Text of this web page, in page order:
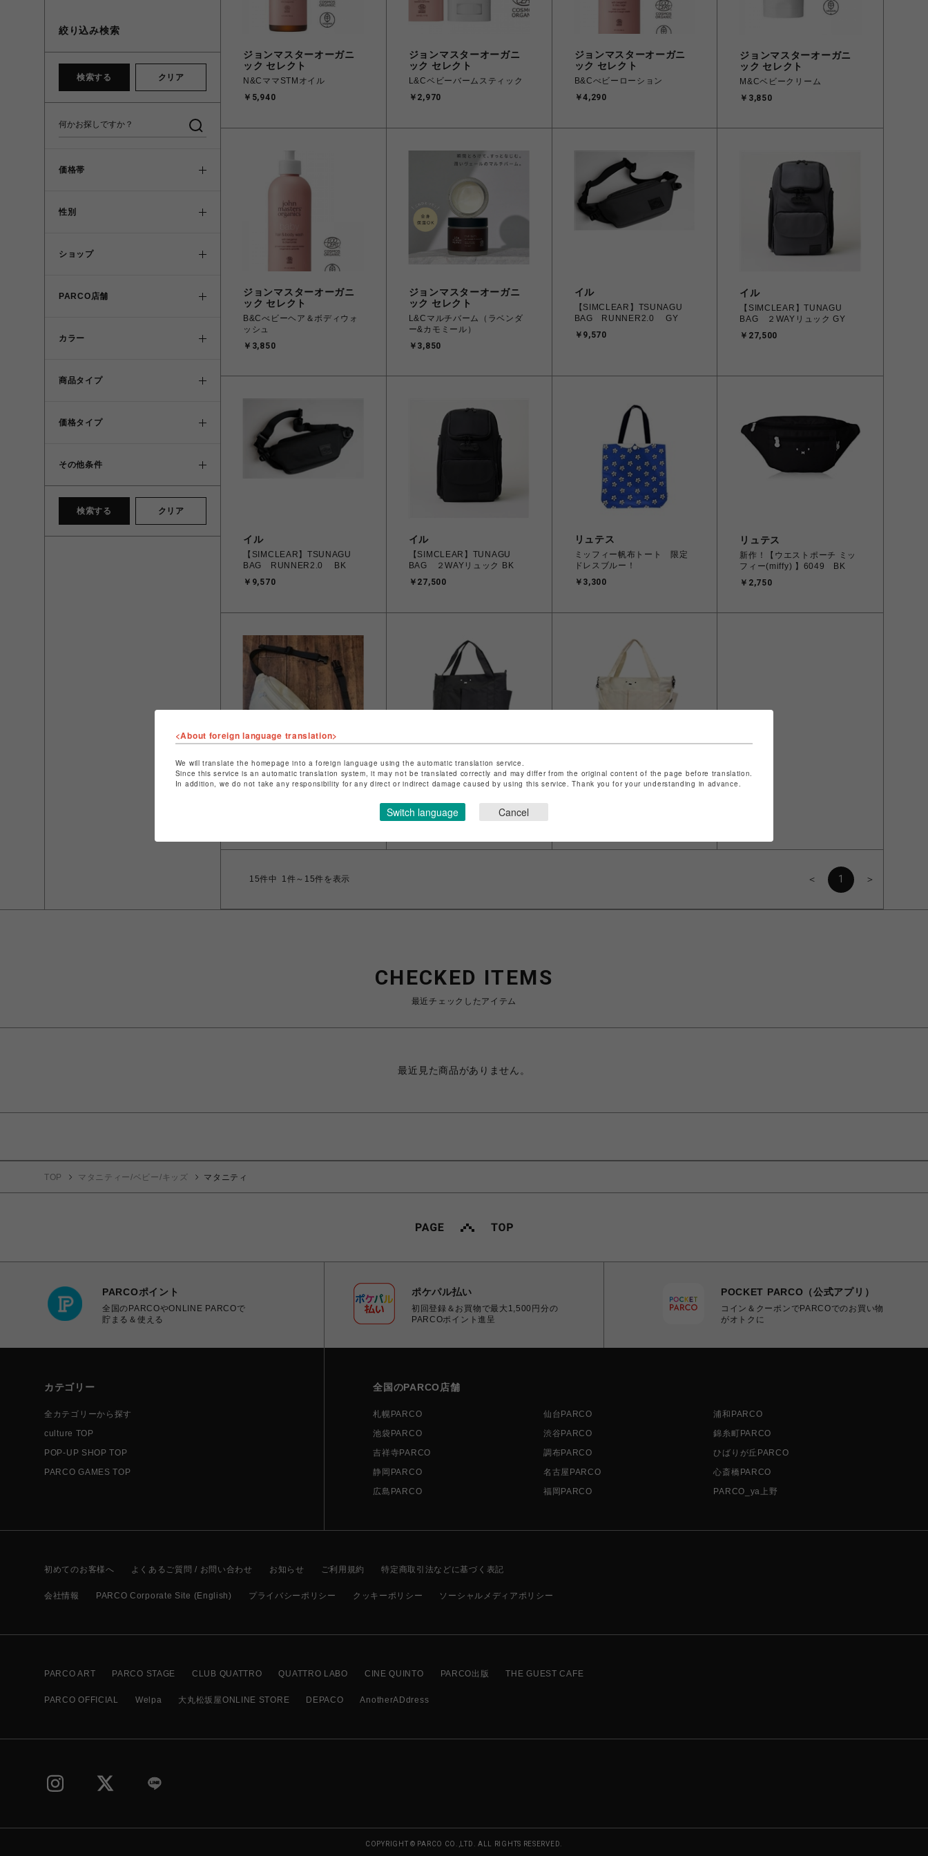
絞り込み検索
検索する クリア
価格帯
性別
ショップ
PARCO店舗
カラー
商品タイプ
価格タイプ
その他条件
検索する クリア
ジョンマスターオーガニ
ック セレクト
N&CママSTMオイル
￥5,940
ジョンマスターオーガニ
ック セレクト
L&Cベビーバームスティック
￥2,970
ジョンマスターオーガニ
ック セレクト
B&Cべビーローション
￥4,290
ジョンマスターオーガニ
ック セレクト
M&Cベビークリーム
￥3,850
ジョンマスターオーガニ
ック セレクト
B&Cべビーヘア＆ボディウォ
ッシュ
￥3,850
ジョンマスターオーガニ
ック セレクト
L&Cマルチバーム（ラベンダ
ー&カモミール）
￥3,850
イル
【SIMCLEAR】TSUNAGU
BAG RUNNER2.0 GY
￥9,570
イル
【SIMCLEAR】TUNAGU
BAG ２WAYリュック GY
￥27,500
イル
【SIMCLEAR】TSUNAGU
BAG RUNNER2.0 BK
￥9,570
イル
【SIMCLEAR】TUNAGU
BAG ２WAYリュック BK
￥27,500
リュテス
ミッフィー帆布トート 限定
ドレスブルー！
￥3,300
リュテス
新作！【ウエストポーチ ミッ
フィー(miffy) 】6049 BK
￥2,750
リュテス リュテス
ィー(miffy) 】6048 BK
￥4,290
リュテス
15件中 1件～15件を表示 ＜ 1 ＞
CHECKED ITEMS
最近チェックしたアイテム
最近見た商品がありません。
TOP マタニティー/ベビー/キッズ マタニティ
PARCOポイント
全国のPARCOやONLINE PARCOで
貯まる＆使える
ポケパル払い
初回登録＆お買物で最大1,500円分の
PARCOポイント進呈
POCKET PARCO（公式アプリ）
コイン＆クーポンでPARCOでのお買い物
がオトクに
カテゴリー
全カテゴリーから探す
culture TOP
POP-UP SHOP TOP
PARCO GAMES TOP
全国のPARCO店舗
札幌PARCO 仙台PARCO
浦和PARCO
池袋PARCO
渋谷PARCO
錦糸町PARCO
吉祥寺PARCO
調布PARCO
ひばりが丘PARCO
静岡PARCO
名古屋PARCO
心斎橋PARCO
広島PARCO
福岡PARCO PARCO_ya上野
初めてのお客様へ よくあるご質問 / お問い合わせ お知らせ ご利用規約 特定商取引法などに基づく表記
会社情報 PARCO Corporate Site (English) プライバシーポリシー クッキーポリシー ソーシャルメディアポリシー
PARCO ART PARCO STAGE CLUB QUATTRO QUATTRO LABO CINE QUINTO PARCO出版 THE GUEST CAFE
PARCO OFFICIAL Welpa 大丸松坂屋ONLINE STORE DEPACO AnotherADdress
COPYRIGHT © PARCO CO.,LTD. ALL RIGHTS RESERVED.
<About foreign language translation>
We will translate the homepage into a foreign language using the automatic translation service.
Since this service is an automatic translation system, it may not be translated correctly and may differ from the original content of the page before translation.
In addition, we do not take any responsibility for any direct or indirect damage caused by using this service. Thank you for your understanding in advance.
Switch language Cancel